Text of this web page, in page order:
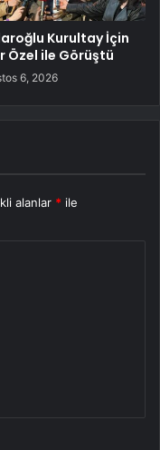
Kurultay İçin
Özel ile Görüştü
6, 2026
alanlar * ile